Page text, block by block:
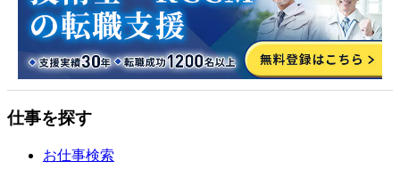
仕事を探す
お仕事検索